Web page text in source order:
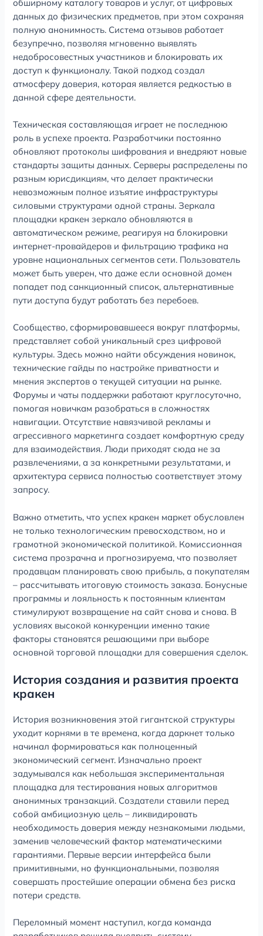
обширному каталогу товаров и услуг, от цифровых
данных до физических предметов, при этом сохраняя
полную анонимность. Система отзывов работает
безупречно, позволяя мгновенно выявлять
недобросовестных участников и блокировать их
доступ к функционалу. Такой подход создал
атмосферу доверия, которая является редкостью в
данной сфере деятельности.
Техническая составляющая играет не последнюю
роль в успехе проекта. Разработчики постоянно
обновляют протоколы шифрования и внедряют новые
стандарты защиты данных. Серверы распределены по
разным юрисдикциям, что делает практически
невозможным полное изъятие инфраструктуры
силовыми структурами одной страны. Зеркала
площадки кракен зеркало обновляются в
автоматическом режиме, реагируя на блокировки
интернет-провайдеров и фильтрацию трафика на
уровне национальных сегментов сети. Пользователь
может быть уверен, что даже если основной домен
попадет под санкционный список, альтернативные
пути доступа будут работать без перебоев.
Сообщество, сформировавшееся вокруг платформы,
представляет собой уникальный срез цифровой
культуры. Здесь можно найти обсуждения новинок,
технические гайды по настройке приватности и
мнения экспертов о текущей ситуации на рынке.
Форумы и чаты поддержки работают круглосуточно,
помогая новичкам разобраться в сложностях
навигации. Отсутствие навязчивой рекламы и
агрессивного маркетинга создает комфортную среду
для взаимодействия. Люди приходят сюда не за
развлечениями, а за конкретными результатами, и
архитектура сервиса полностью соответствует этому
запросу.
Важно отметить, что успех кракен маркет обусловлен
не только технологическим превосходством, но и
грамотной экономической политикой. Комиссионная
система прозрачна и прогнозируема, что позволяет
продавцам планировать свою прибыль, а покупателям
– рассчитывать итоговую стоимость заказа. Бонусные
программы и лояльность к постоянным клиентам
стимулируют возвращение на сайт снова и снова. В
условиях высокой конкуренции именно такие
факторы становятся решающими при выборе
основной торговой площадки для совершения сделок.
История создания и развития проекта
кракен
История возникновения этой гигантской структуры
уходит корнями в те времена, когда даркнет только
начинал формироваться как полноценный
экономический сегмент. Изначально проект
задумывался как небольшая экспериментальная
площадка для тестирования новых алгоритмов
анонимных транзакций. Создатели ставили перед
собой амбициозную цель – ликвидировать
необходимость доверия между незнакомыми людьми,
заменив человеческий фактор математическими
гарантиями. Первые версии интерфейса были
примитивными, но функциональными, позволяя
совершать простейшие операции обмена без риска
потери средств.
Переломный момент наступил, когда команда